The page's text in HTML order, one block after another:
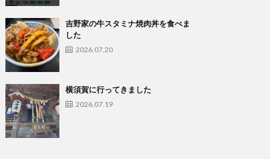
吉野家の牛スタミナ焼肉丼を食べま
した
2026.07.20
横須賀に行ってきました
2026.07.19